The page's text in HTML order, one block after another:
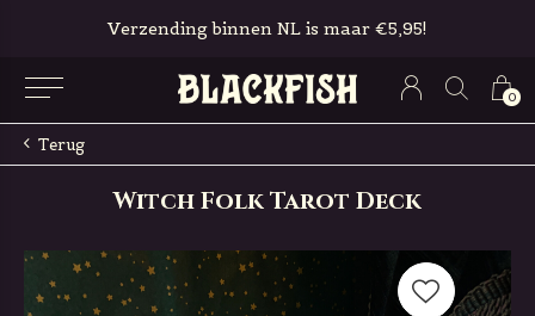
0
Verzending binnen NL is maar €5,95!
Terug
Witch Folk Tarot Deck